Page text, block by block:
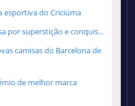
esportiva do Criciúma
por superstição e conquis...
camisas do Barcelona de
de melhor marca